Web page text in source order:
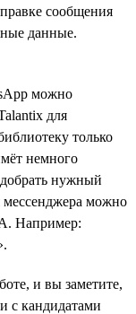
сообщения
данные.
можно
для
только
немного
нужный
мессенджера можно
Например:
и вы заметите,
с кандидатами